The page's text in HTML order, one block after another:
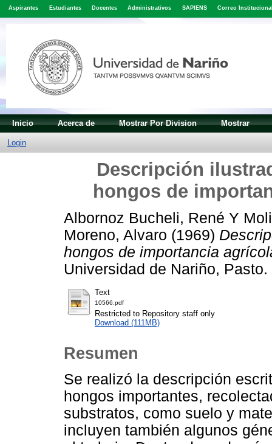
Aspirantes Estudiantes Docentes Administrativos SAPIENS Correo
Inicio Acerca de Mostrar Por Division Mostrar
Login
Descripción
hongos de
Albornoz Bucheli, René Y
Moreno, Alvaro (1969)
hongos de importancia
Universidad de Nariño, Pasto.
Text
10566.pdf
Restricted to Repository staff only
Download (111MB)
Resumen
Se realizó la descripción
hongos importantes,
substratos, como suelo y
incluyen también algunos